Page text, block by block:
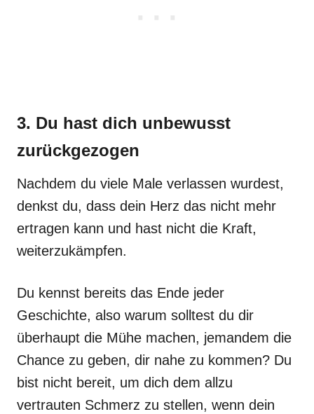
3. Du hast dich unbewusst
zurückgezogen
Nachdem du viele Male verlassen wurdest,
denkst du, dass dein Herz das nicht mehr
ertragen kann und hast nicht die Kraft,
weiterzukämpfen.
Du kennst bereits das Ende jeder
Geschichte, also warum solltest du dir
überhaupt die Mühe machen, jemandem die
Chance zu geben, dir nahe zu kommen? Du
bist nicht bereit, um dich dem allzu
vertrauten Schmerz zu stellen, wenn dein